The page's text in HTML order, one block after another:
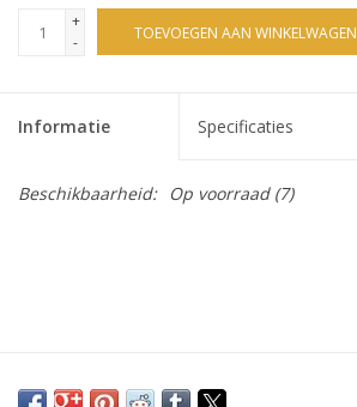
+
-
TOEVOEGEN AAN WINKELWAGEN
Informatie Specificaties
Beschikbaarheid: Op voorraad(7)